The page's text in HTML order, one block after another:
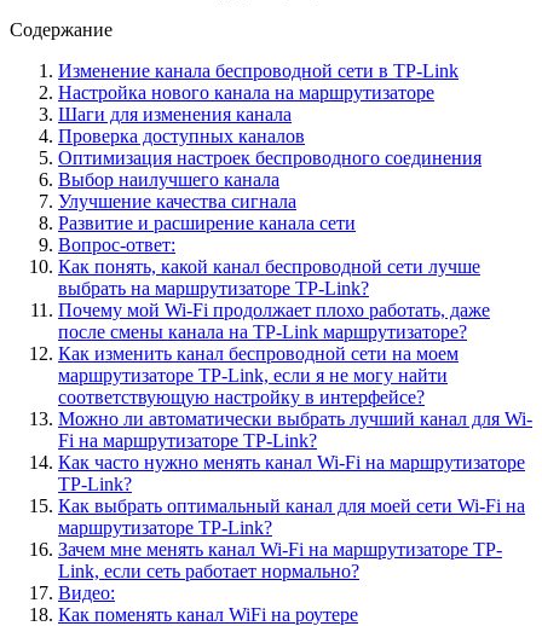
Содержание
Изменение канала беспроводной сети в TP-Link
Настройка нового канала на маршрутизаторе
Шаги для изменения канала
Проверка доступных каналов
Оптимизация настроек беспроводного соединения
Выбор наилучшего канала
Улучшение качества сигнала
Развитие и расширение канала сети
Вопрос-ответ:
Как понять, какой канал беспроводной сети лучше
выбрать на маршрутизаторе TP-Link?
Почему мой Wi-Fi продолжает плохо работать, даже
после смены канала на TP-Link маршрутизаторе?
Как изменить канал беспроводной сети на моем
маршрутизаторе TP-Link, если я не могу найти
соответствующую настройку в интерфейсе?
Можно ли автоматически выбрать лучший канал для Wi-
Fi на маршрутизаторе TP-Link?
Как часто нужно менять канал Wi-Fi на маршрутизаторе
TP-Link?
Как выбрать оптимальный канал для моей сети Wi-Fi на
маршрутизаторе TP-Link?
Зачем мне менять канал Wi-Fi на маршрутизаторе TP-
Link, если сеть работает нормально?
Видео:
Как поменять канал WiFi на роутере